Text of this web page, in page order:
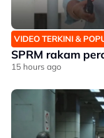
VIDEO TERKINI &
SPRM rakam
15 hours ago